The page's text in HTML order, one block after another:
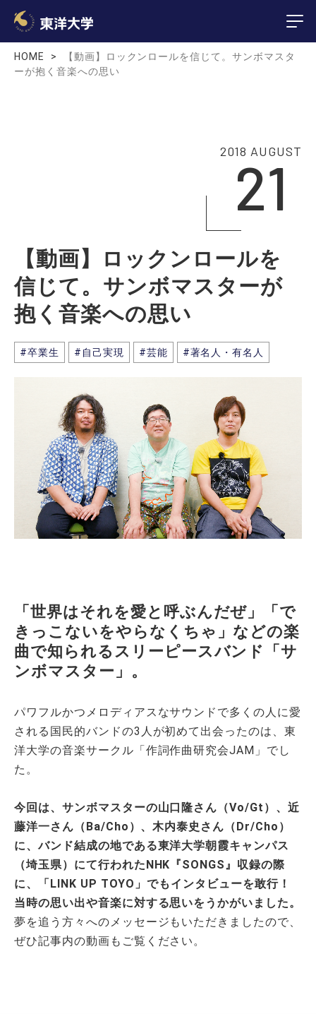
HOME
【動画】ロックンロールを信じて。サンボマスタ
ーが抱く音楽への思い
2018 AUGUST
21
【動画】ロックンロールを
信じて。サンボマスターが
抱く音楽への思い
#卒業生 #自己実現 #芸能 #著名人・有名人
「世界はそれを愛と呼ぶんだぜ」「で
きっこないをやらなくちゃ」などの楽
曲で知られるスリーピースバンド「サ
ンボマスター」。
パワフルかつメロディアスなサウンドで多くの人に愛
される国民的バンドの3人が初めて出会ったのは、東
洋大学の音楽サークル「作詞作曲研究会JAM」でし
た。
今回は、サンボマスターの山口隆さん（Vo/Gt）、近
藤洋一さん（Ba/Cho）、木内泰史さん（Dr/Cho）
に、バンド結成の地である東洋大学朝霞キャンパス
（埼玉県）にて行われたNHK『SONGS』収録の際
に、「LINK UP TOYO」でもインタビューを敢行！
当時の思い出や音楽に対する思いをうかがいました。
夢を追う方々へのメッセージもいただきましたので、
ぜひ記事内の動画もご覧ください。